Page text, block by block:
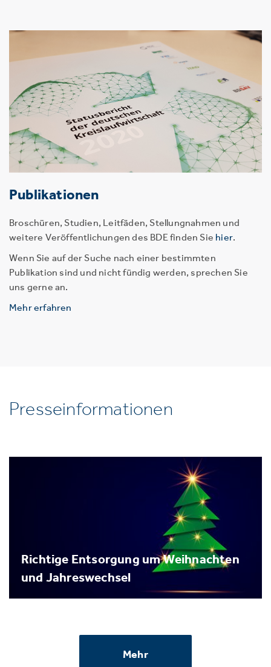
Publikationen
Broschüren, Studien, Leitfäden, Stellungnahmen und
weitere Veröffentlichungen des BDE finden Sie hier.
Wenn Sie auf der Suche nach einer bestimmten
Publikation sind und nicht fündig werden, sprechen Sie
uns gerne an.
Mehr erfahren
Presseinformationen
Richtige Entsorgung um Weihnachten
und Jahreswechsel
Mehr